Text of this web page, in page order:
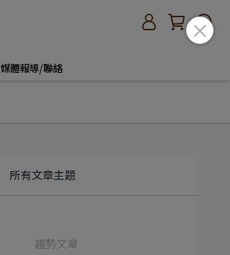
媒體報導/聯絡
所有文章主題
趨勢文章